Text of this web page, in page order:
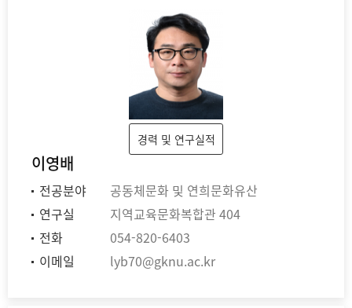
경력 및 연구실적
이영배
전공분야
공동체문화 및 연희문화유산
연구실
지역교육문화복합관 404
전화
054-820-6403
이메일
lyb70@gknu.ac.kr